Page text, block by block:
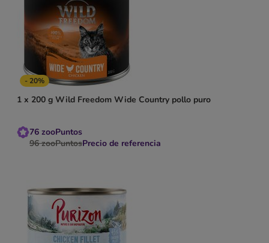
- 20%
1 x 200 g Wild Freedom Wide Country pollo puro
76 zooPuntos
96 zooPuntosPrecio de referencia